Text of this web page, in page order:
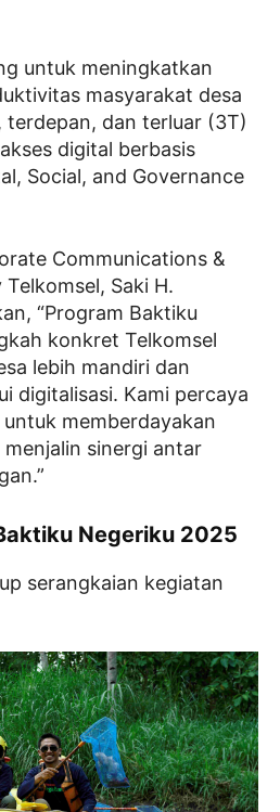
untuk meningkatkan
masyarakat desa
dan terluar (3T)
digital berbasis
Social, and Governance
Communications &
Saki H.
“Program Baktiku
konkret Telkomsel
lebih mandiri dan
digitalisasi. Kami percaya
memberdayakan
sinergi antar
Negeriku 2025
serangkaian kegiatan